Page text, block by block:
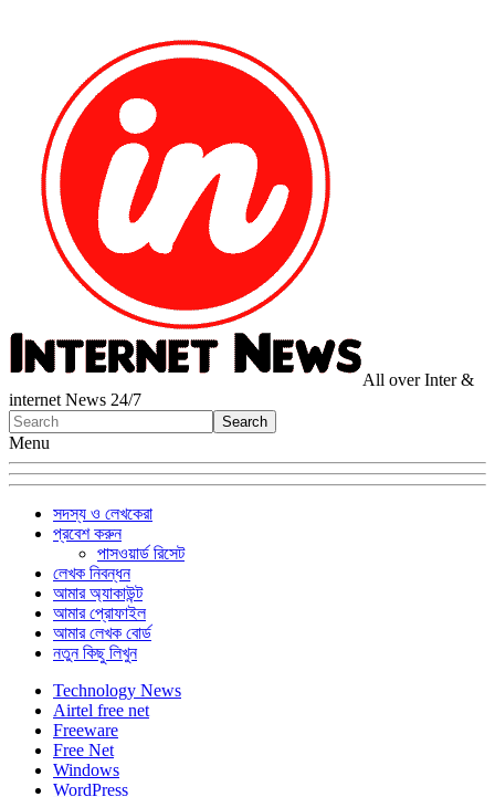
All over Inter &
internet News 24/7
Menu
সদস্য ও লেখকেরা
প্রবেশ করুন
পাসওয়ার্ড রিসেট
লেখক নিবন্ধন
আমার অ্যাকাউন্ট
আমার প্রোফাইল
আমার লেখক বোর্ড
নতুন কিছু লিখুন
Technology News
Airtel free net
Freeware
Free Net
Windows
WordPress